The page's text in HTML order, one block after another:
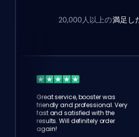
20,000人以上の満足し
Great service, booster was
friendly and professional. Very
fast and satisfied with the
results. Will definitely order
again!